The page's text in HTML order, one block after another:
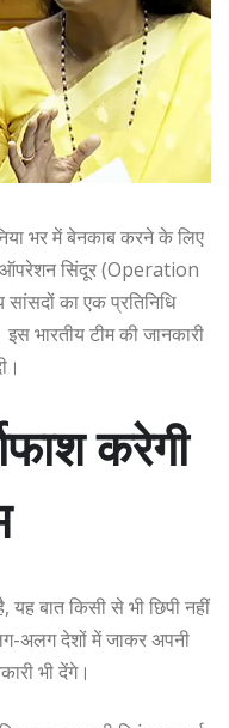
भर में बेनकाब करने के लिए
ऑपरेशन सिंदूर (Operation
का एक प्रतिनिधि
भारतीय टीम की जानकारी
करेगी
बात किसी से भी छिपी नहीं
अलग देशों में जाकर अपनी
भी देंगे।